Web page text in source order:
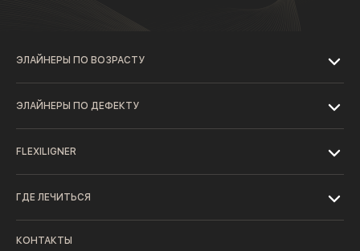
ЭЛАЙНЕРЫ ПО ВОЗРАСТУ
ЭЛАЙНЕРЫ ПО ДЕФЕКТУ
FLEXILIGNER
ГДЕ ЛЕЧИТЬСЯ
КОНТАКТЫ